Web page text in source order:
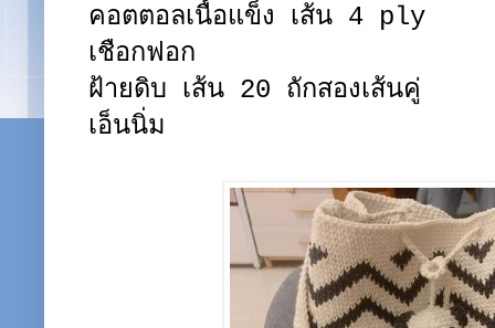
คอตตอลเนื้อแข็ง เส้น 4 ply
เชือกฟอก
ฝ้ายดิบ เส้น 20 ถักสองเส้นคู่
เอ็นนิ่ม